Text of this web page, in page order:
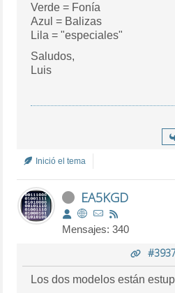
Verde = Fonía
Azul = Balizas
Lila = "especiales"
Saludos,
Luis
Inició el tema
EA5KGD
Mensajes: 340
Los dos modelos están